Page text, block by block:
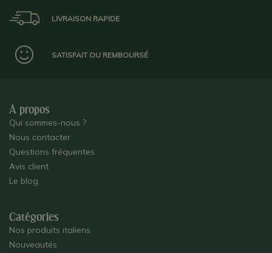
LIVRAISON RAPIDE
SATISFAIT OU REMBOURSÉ
À propos
Qui sommes-nous ?
Nous contacter
Questions fréquentes
Avis client
Le blog
Catégories
Nos produits italiens
Nouveautés